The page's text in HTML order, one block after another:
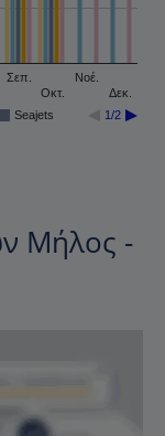
Seajets 1/2
Σεπ.
Οκτ.
Νοέ.
Δεκ.
Μήλος -